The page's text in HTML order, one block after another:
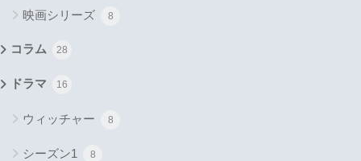
映画シリーズ 8
コラム 28
ドラマ 16
ウィッチャー 8
シーズン1 8